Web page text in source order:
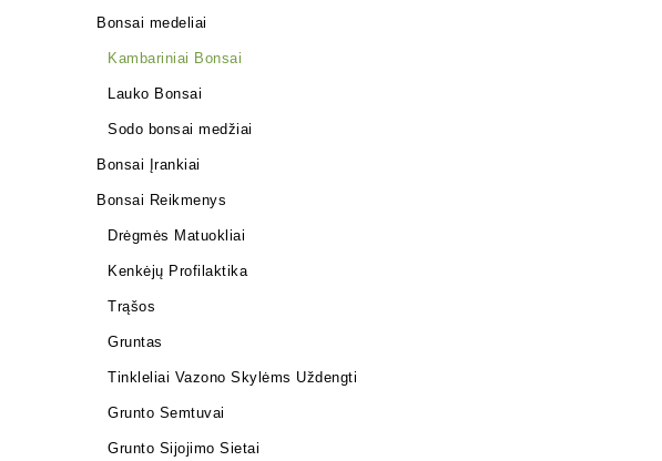
Bonsai medeliai
Kambariniai Bonsai
Lauko Bonsai
Sodo bonsai medžiai
Bonsai Įrankiai
Bonsai Reikmenys
Drėgmės Matuokliai
Kenkėjų Profilaktika
Trąšos
Gruntas
Tinkleliai Vazono Skylėms Uždengti
Grunto Semtuvai
Grunto Sijojimo Sietai